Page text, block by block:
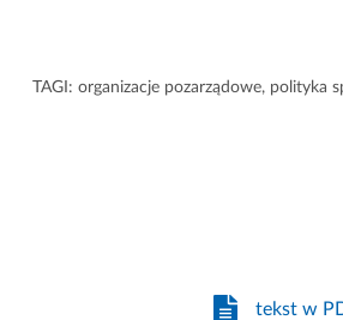
TAGI: organizacje pozarządowe, polityka
tekst w